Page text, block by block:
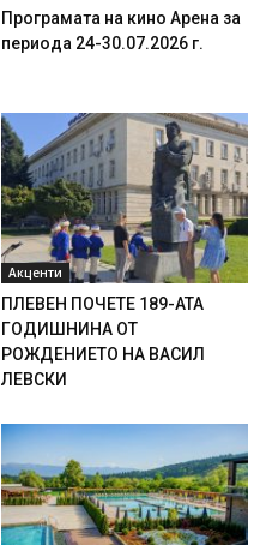
Програмата на кино Арена за
периода 24-30.07.2026 г.
Акценти
ПЛЕВЕН ПОЧЕТЕ 189-АТА
ГОДИШНИНА ОТ
РОЖДЕНИЕТО НА ВАСИЛ
ЛЕВСКИ